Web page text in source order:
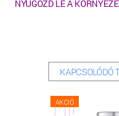
NYŰGÖZD LE A
KAPCSOLÓDÓ
AKCIÓ